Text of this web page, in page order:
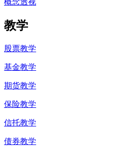
概念透视
教学
股票教学
基金教学
期货教学
保险教学
信托教学
债券教学